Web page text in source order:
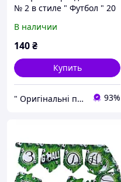
№ 2 в стиле " Футбол " 20
В наличии
140₴
Купить
" Оригінальні подарунки " Інтернет - магазин ( оригинальныеподарки.com ) 93%